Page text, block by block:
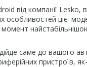
від компанії Lesko,
цієї
момент
саме до вашого
пристроїв,